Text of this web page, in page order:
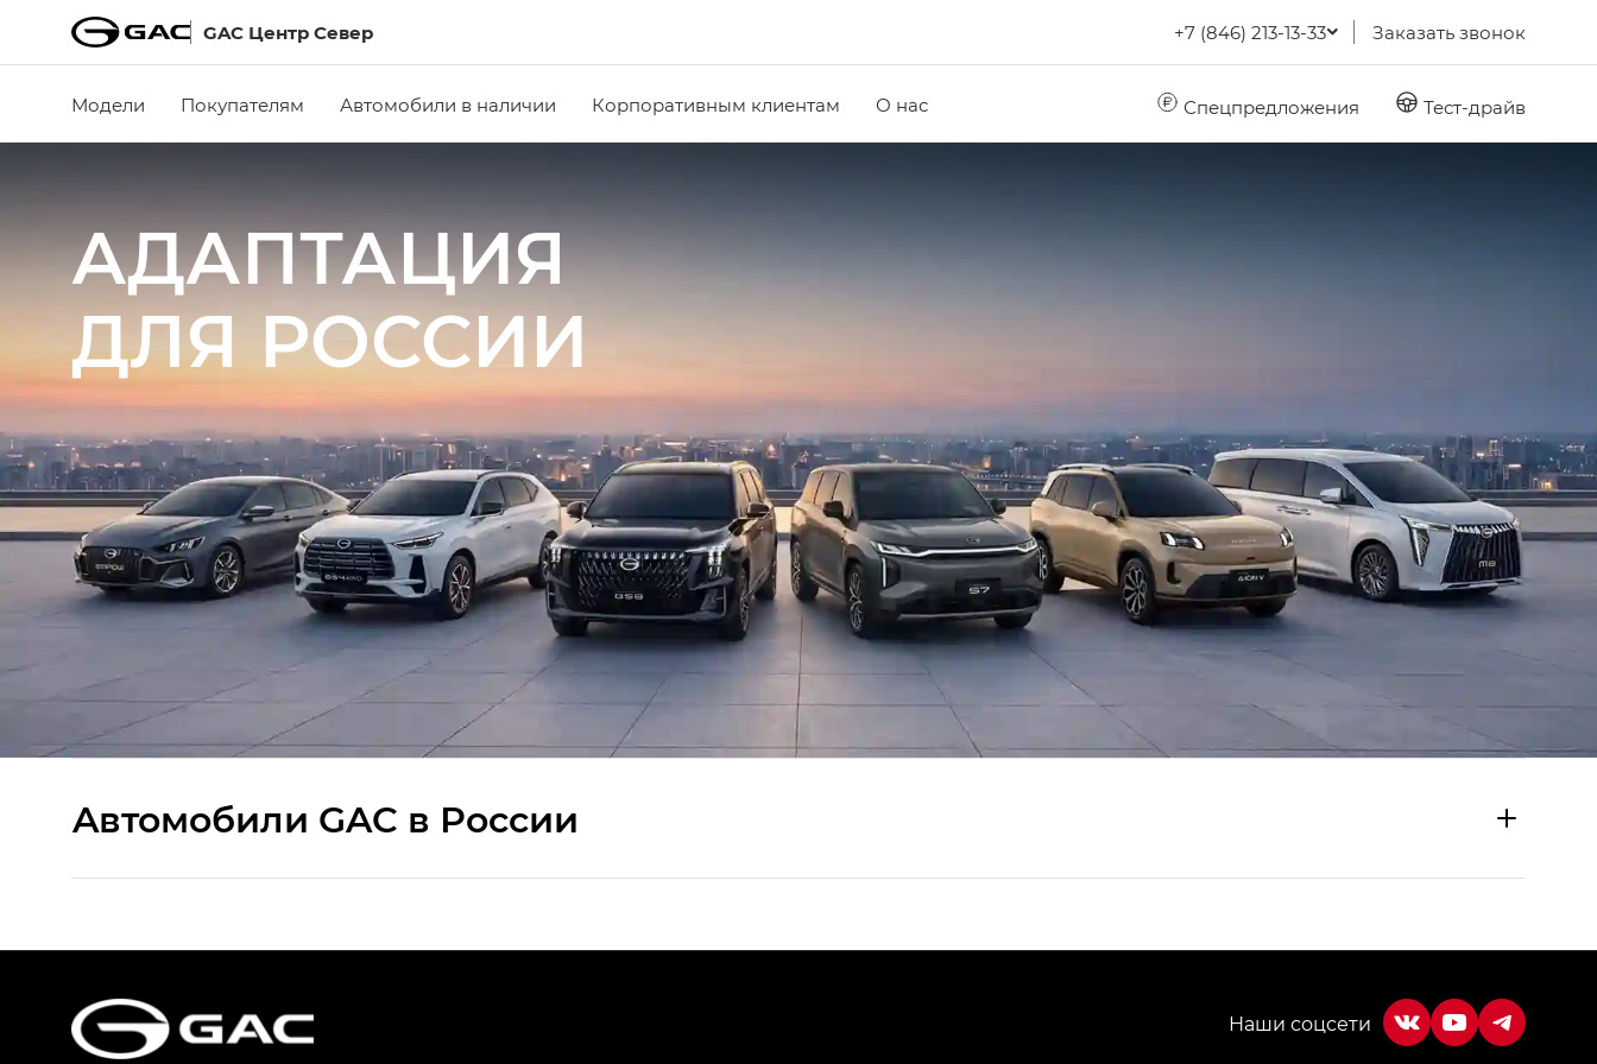
GAC Центр Север +7 (846) 213-13-33 Заказать звонок
Модели Покупателям Автомобили в наличии Корпоративным клиентам О нас Спецпредложения Тест-драйв
АДАПТАЦИЯ
ДЛЯ РОССИИ
Aвтомобили GAC в России
HYPTEC HT — Хайптек Эйч Ти (HYPTEC HT) в комплектации Экс ПРЕМИУМ — EX PREMIUM